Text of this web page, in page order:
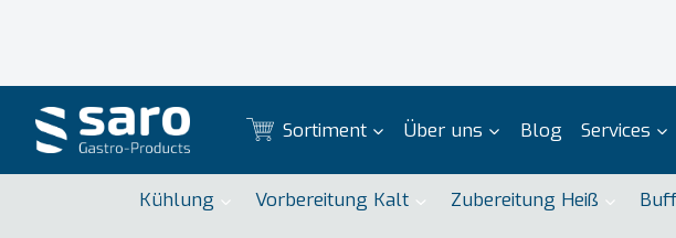
Sortiment Über uns Blog Services
Kühlung Vorbereitung Kalt Zubereitung Heiß